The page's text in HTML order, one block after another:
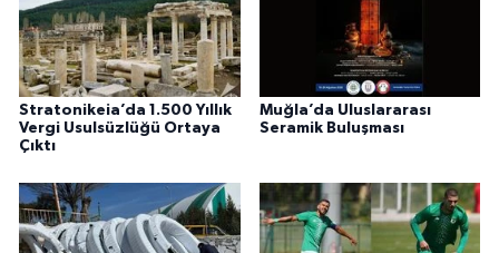
Stratonikeia’da 1.500 Yıllık
Vergi Usulsüzlüğü Ortaya
Çıktı
Muğla’da Uluslararası
Seramik Buluşması